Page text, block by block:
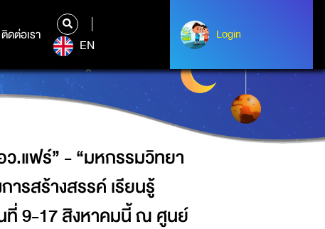
ติดต่อเรา
ติดต่อเรา
EN
Login
Login
าสตร์ฯ” ชวนคนไทยปลดล็อก
จริง วันที่ 9-17 สิงหาคมนี้ ณ ศูนย์
.แฟร์” - “มหกรรมวิทยา
รสร้างสรรค์ เรียนรู้
ที่ 9-17 สิงหาคมนี้ ณ ศูนย์